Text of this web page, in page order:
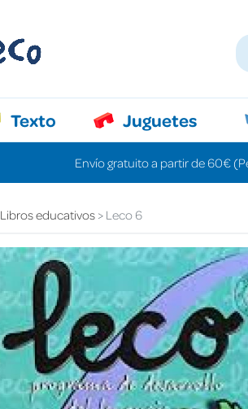
Texto Juguetes
Envío gratuito a partir de 60€
Libros educativos Leco 6